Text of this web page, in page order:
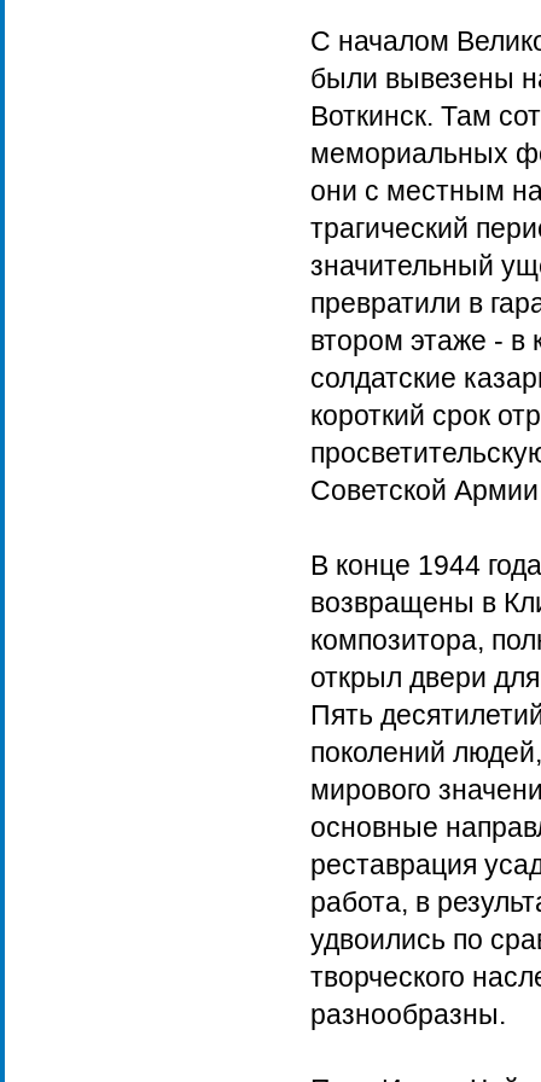
С началом
были вывезены
Воткинск. Там
мемориальных
они с местным
трагический
значительный
превратили в
втором этаже - в
солдатские
короткий срок
Советской
В конце 1944
возвращены в
композитора,
открыл двери
Пять
поколений
мирового
основные
реставрация
работа, в
удвоились по
творческого
разнообразны.